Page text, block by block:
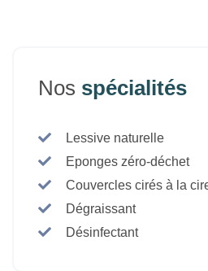
Nos spécialités
Lessive naturelle
Eponges zéro-déchet
Couvercles cirés à la
Dégraissant
Désinfectant